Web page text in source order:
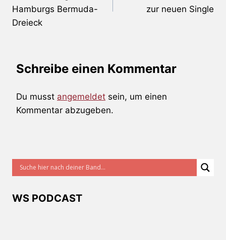
Hamburgs Bermuda-
Dreieck
zur neuen Single
Schreibe einen Kommentar
Du musst angemeldet sein, um einen
Kommentar abzugeben.
WS PODCAST